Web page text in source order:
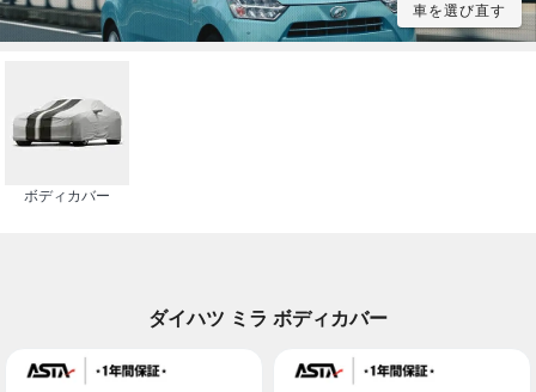
車を選び直す
ボディカバー
ダイハツ ミラ ボディカバー